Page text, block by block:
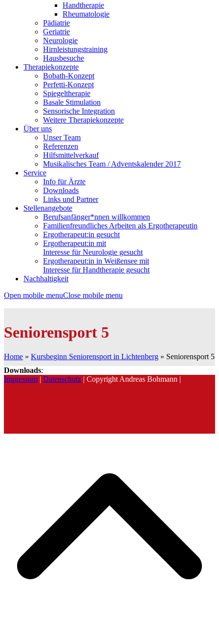
Handtherapie
Rheumatologie
Pädiatrie
Geriatrie
Neurologie
Hirnleistungstraining
Hausbesuche
Therapiekonzepte
Bobath-Konzept
Perfetti-Konzept
Spiegeltherapie
Basale Stimulation
Sensorische Integration
Weitere Therapiekonzepte
Über uns
Unser Team
Referenzen
Hilfsmittelverkauf
Musikalisches Team / Adventskalender 2017
Service
Info für Ärzte
Downloads
Links und Partner
Stellenangebote
Berufsanfänger*nnen willkommen
Familienfreundliches Arbeiten als Ergotherapeutin
Ergotherapeut:in gesucht
Ergotherapeut:in mit
Interesse für Neurologie gesucht
Ergotherapeut:in in Weißensee mit
Interesse für Handtherapie gesucht
Nachhaltigkeit
Open mobile menuClose mobile menu
Seniorensport 5
Home » Kursbeginn Seniorensport in Lichtenberg » Seniorensport 5
Downloads:
Impressum | Datenschutz | Copyright Andreas Bohmann |